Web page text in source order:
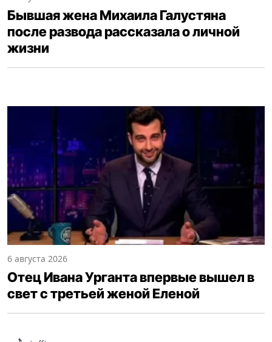
Бывшая жена Михаила Галустяна
после развода рассказала о личной
жизни
6 августа 2026
Отец Ивана Урганта впервые вышел в
свет с третьей женой Еленой